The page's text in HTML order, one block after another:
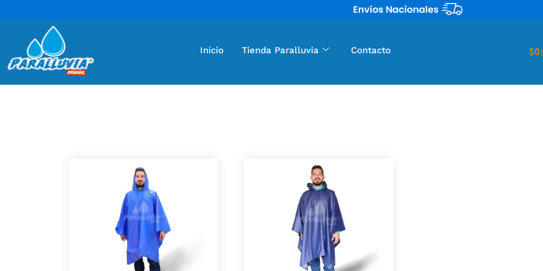
Inicio Tienda Paralluvia Contacto $0